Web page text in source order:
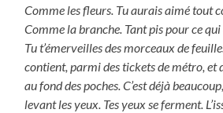
Comme les fleurs. Tu aurais aimé tout
Comme la branche. Tant pis pour ce
Tu t’émerveilles des morceaux de
contient, parmi des tickets de métro, et
au fond des poches. C’est déjà
levant les yeux. Tes yeux se ferment.